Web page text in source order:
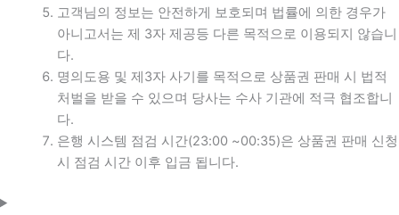
고객님의 정보는 안전하게 보호되며 법률에 의한 경우가
아니고서는 제 3자 제공등 다른 목적으로 이용되지 않습니
다.
명의도용 및 제3자 사기를 목적으로 상품권 판매 시 법적
처벌을 받을 수 있으며 당사는 수사 기관에 적극 협조합니
다.
은행 시스템 점검 시간(23:00 ~00:35)은 상품권 판매 신청
시 점검 시간 이후 입금 됩니다.